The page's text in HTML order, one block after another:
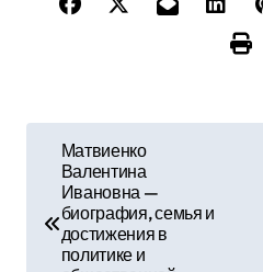
в
Матвиенко
Валентина
Ивановна —
биография, семья и
достижения в
политике и